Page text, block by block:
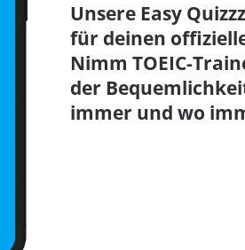
Unsere Easy
für deinen
Nimm TOEIC-
der
immer und wo